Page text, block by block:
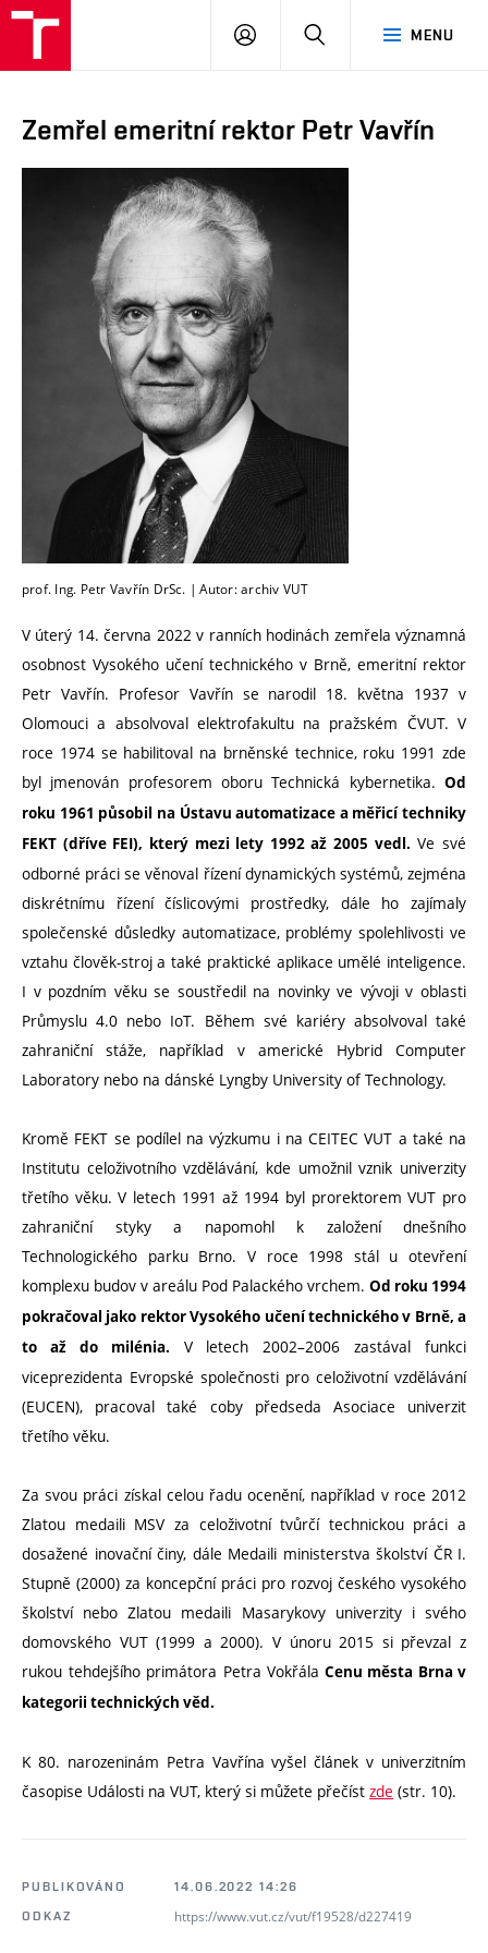
MENU
PŘIHLÁSIT
Zemřel emeritní rektor Petr Vavřín
prof. Ing. Petr Vavřín DrSc. | Autor: archiv VUT
V úterý 14. června 2022 v ranních hodinách zemřela významná
osobnost Vysokého učení technického v Brně, emeritní rektor
Petr Vavřín. Profesor Vavřín se narodil 18. května 1937 v
Olomouci a absolvoval elektrofakultu na pražském ČVUT. V
roce 1974 se habilitoval na brněnské technice, roku 1991 zde
byl jmenován profesorem oboru Technická kybernetika. Od
roku 1961 působil na Ústavu automatizace a měřicí techniky
FEKT (dříve FEI), který mezi lety 1992 až 2005 vedl. Ve své
odborné práci se věnoval řízení dynamických systémů, zejména
diskrétnímu řízení číslicovými prostředky, dále ho zajímaly
společenské důsledky automatizace, problémy spolehlivosti ve
vztahu člověk-stroj a také praktické aplikace umělé inteligence.
I v pozdním věku se soustředil na novinky ve vývoji v oblasti
Průmyslu 4.0 nebo IoT. Během své kariéry absolvoval také
zahraniční stáže, například v americké Hybrid Computer
Laboratory nebo na dánské Lyngby University of Technology.
Kromě FEKT se podílel na výzkumu i na CEITEC VUT a také na
Institutu celoživotního vzdělávání, kde umožnil vznik univerzity
třetího věku. V letech 1991 až 1994 byl prorektorem VUT pro
zahraniční styky a napomohl k založení dnešního
Technologického parku Brno. V roce 1998 stál u otevření
komplexu budov v areálu Pod Palackého vrchem. Od roku 1994
pokračoval jako rektor Vysokého učení technického v Brně, a
to až do milénia. V letech 2002–2006 zastával funkci
viceprezidenta Evropské společnosti pro celoživotní vzdělávání
(EUCEN), pracoval také coby předseda Asociace univerzit
třetího věku.
Za svou práci získal celou řadu ocenění, například v roce 2012
Zlatou medaili MSV za celoživotní tvůrčí technickou práci a
dosažené inovační činy, dále Medaili ministerstva školství ČR I.
Stupně (2000) za koncepční práci pro rozvoj českého vysokého
školství nebo Zlatou medaili Masarykovy univerzity i svého
domovského VUT (1999 a 2000). V únoru 2015 si převzal z
rukou tehdejšího primátora Petra Vokřála Cenu města Brna v
kategorii technických věd.
K 80. narozeninám Petra Vavřína vyšel článek v univerzitním
časopise Události na VUT, který si můžete přečíst zde (str. 10).
PUBLIKOVÁNO
14.06.2022 14:26
ODKAZ
https://www.vut.cz/vut/f19528/d227419